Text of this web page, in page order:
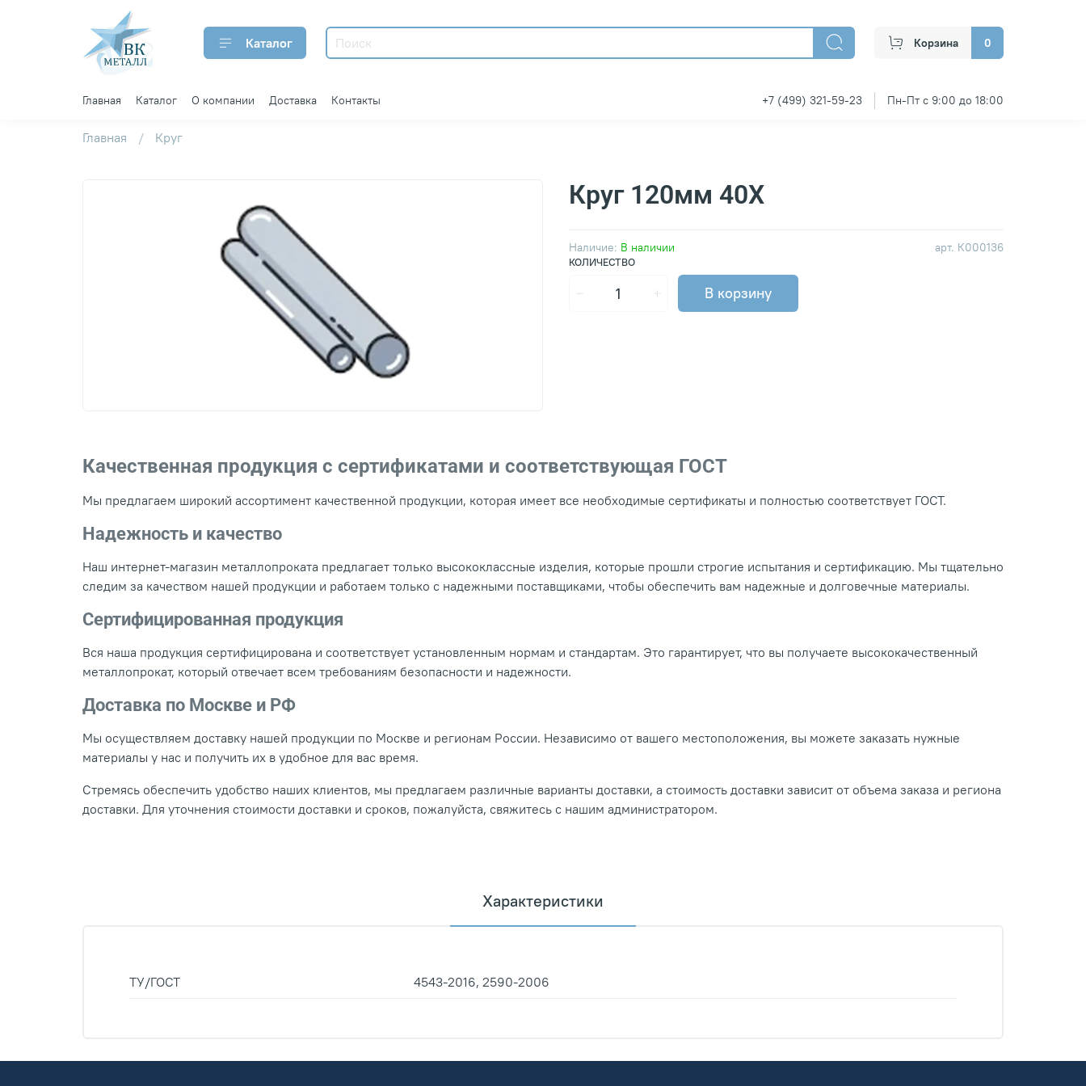
Каталог Корзина 0
Главная Каталог О компании Доставка Контакты +7 (499) 321-59-23 Пн-Пт с 9:00 до 18:00
Главная Круг
арт. К000136
Наличие: В наличии
Круг 120мм 40Х
КОЛИЧЕСТВО
В корзину
Качественная продукция с сертификатами и соответствующая ГОСТ
Мы предлагаем широкий ассортимент качественной продукции, которая имеет все необходимые сертификаты и полностью соответствует ГОСТ.
Надежность и качество
Наш интернет-магазин металлопроката предлагает только высококлассные изделия, которые прошли строгие испытания и сертификацию. Мы тщательно
следим за качеством нашей продукции и работаем только с надежными поставщиками, чтобы обеспечить вам надежные и долговечные материалы.
Сертифицированная продукция
Вся наша продукция сертифицирована и соответствует установленным нормам и стандартам. Это гарантирует, что вы получаете высококачественный
металлопрокат, который отвечает всем требованиям безопасности и надежности.
Доставка по Москве и РФ
Мы осуществляем доставку нашей продукции по Москве и регионам России. Независимо от вашего местоположения, вы можете заказать нужные
материалы у нас и получить их в удобное для вас время.
Стремясь обеспечить удобство наших клиентов, мы предлагаем различные варианты доставки, а стоимость доставки зависит от объема заказа и региона
доставки. Для уточнения стоимости доставки и сроков, пожалуйста, свяжитесь с нашим администратором.
Характеристики
ТУ/ГОСТ 4543-2016, 2590-2006